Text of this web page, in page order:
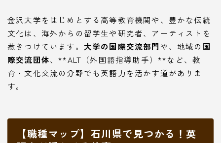
金沢大学をはじめとする高等教育機関や、豊かな伝統
文化は、海外からの留学生や研究者、アーティストを
惹きつけています。 大学の国際交流部門や、地域の 国
際交流団体、**ALT（外国語指導助手）**など、教
育・文化交流の分野でも英語力を活かす道がありま
す。
【職種マップ】石川県で見つかる！英